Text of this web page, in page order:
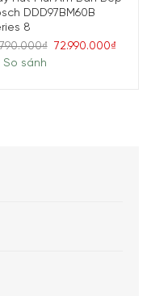
hiện đại, sang trong
DDD97BM60B
8
72.990.000₫
So sánh